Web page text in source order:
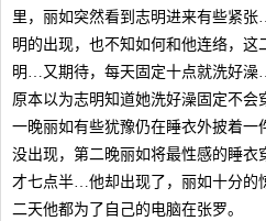
里，丽如突然看到志明进来有些紧
明的出现，也不知如何和他连络，
明…又期待，每天固定十点就洗好澡
原本以为志明知道她洗好澡固定不会
一晚丽如有些犹豫仍在睡衣外披着一
没出现，第二晚丽如将最性感的睡
才七点半…他却出现了，丽如十分的
二天他都为了自己的电脑在张罗。